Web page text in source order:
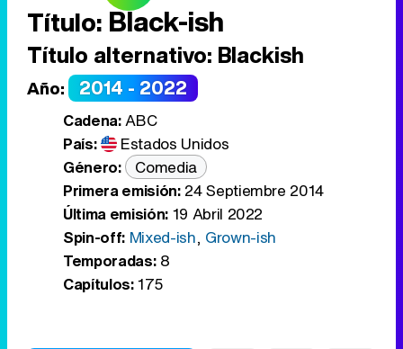
Título: Black-ish
Título alternativo: Blackish
Año: 2014 - 2022
Cadena:ABC
País:
Estados Unidos
Género:
Comedia
Primera emisión:24 Septiembre 2014
Última emisión:19 Abril 2022
Spin-off: Mixed-ish, Grown-ish
Temporadas:8
Capítulos:175